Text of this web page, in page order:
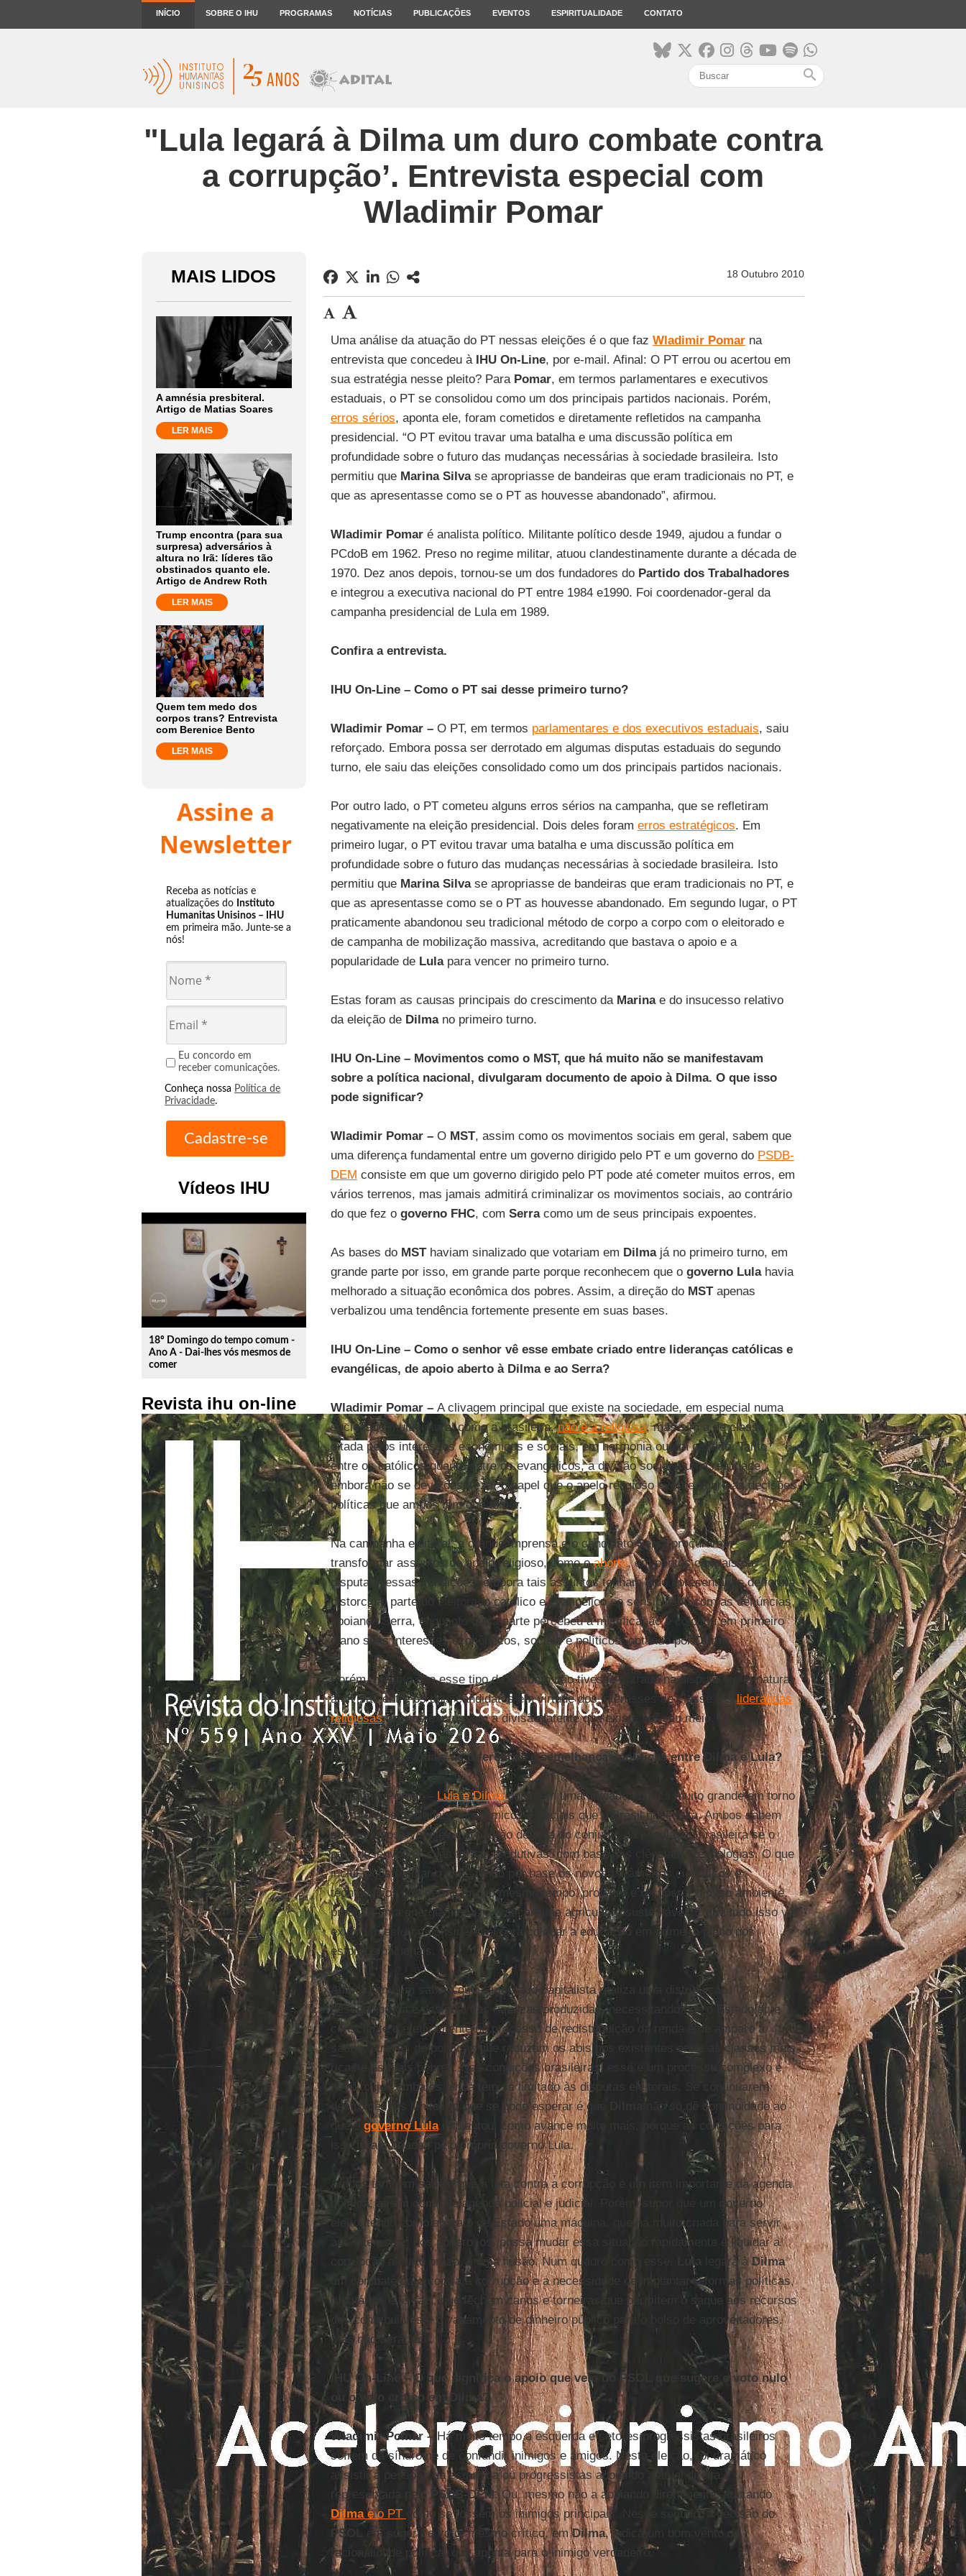
INÍCIO SOBRE O IHU PROGRAMAS NOTÍCIAS PUBLICAÇÕES EVENTOS ESPIRITUALIDADE CONTATO
search
"Lula legará à Dilma um duro combate contra
a corrupção’. Entrevista especial com
Wladimir Pomar
MAIS LIDOS
A amnésia presbiteral.
Artigo de Matias Soares
LER MAIS
Trump encontra (para sua
surpresa) adversários à
altura no Irã: líderes tão
obstinados quanto ele.
Artigo de Andrew Roth
LER MAIS
Quem tem medo dos
corpos trans? Entrevista
com Berenice Bento
LER MAIS
Assine a
Newsletter
Receba as notícias e
atualizações do Instituto
Humanitas Unisinos – IHU
em primeira mão. Junte-se a
nós!
Eu concordo em
receber comunicações.
Conheça nossa Política de
Privacidade.
Vídeos IHU
play_circle_outline
18º Domingo do tempo comum -
Ano A - Dai-lhes vós mesmos de
comer
Revista ihu on-line
18 Outubro 2010
Uma análise da atuação do PT nessas eleições é o que faz Wladimir Pomarna
entrevista que concedeu à IHU On-Line, por e-mail. Afinal: O PT errou ou acertou em
sua estratégia nesse pleito? Para Pomar, em termos parlamentares e executivos
estaduais, o PT se consolidou como um dos principais partidos nacionais. Porém,
erros sérios, aponta ele, foram cometidos e diretamente refletidos na campanha
presidencial. “O PT evitou travar uma batalha e uma discussão política em
profundidade sobre o futuro das mudanças necessárias à sociedade brasileira. Isto
permitiu que Marina Silvase apropriasse de bandeiras que eram tradicionais no PT, e
que as apresentasse como se o PT as houvesse abandonado”, afirmou.
Wladimir Pomaré analista político. Militante político desde 1949, ajudou a fundar o
PCdoB em 1962. Preso no regime militar, atuou clandestinamente durante a década de
1970. Dez anos depois, tornou-se um dos fundadores do Partido dos Trabalhadores
e integrou a executiva nacional do PT entre 1984 e1990. Foi coordenador-geral da
campanha presidencial de Lula em 1989.
Confira a entrevista.
IHU On-Line – Como o PT sai desse primeiro turno?
Wladimir Pomar – O PT, em termos parlamentares e dos executivos estaduais, saiu
reforçado. Embora possa ser derrotado em algumas disputas estaduais do segundo
turno, ele saiu das eleições consolidado como um dos principais partidos nacionais.
Por outro lado, o PT cometeu alguns erros sérios na campanha, que se refletiram
negativamente na eleição presidencial. Dois deles foram erros estratégicos. Em
primeiro lugar, o PT evitou travar uma batalha e uma discussão política em
profundidade sobre o futuro das mudanças necessárias à sociedade brasileira. Isto
permitiu que Marina Silvase apropriasse de bandeiras que eram tradicionais no PT, e
que as apresentasse como se o PT as houvesse abandonado. Em segundo lugar, o PT
praticamente abandonou seu tradicional método de corpo a corpo com o eleitorado e
de campanha de mobilização massiva, acreditando que bastava o apoio e a
popularidade de Lulapara vencer no primeiro turno.
Estas foram as causas principais do crescimento da Marinae do insucesso relativo
da eleição de Dilmano primeiro turno.
IHU On-Line – Movimentos como o MST, que há muito não se manifestavam
sobre a política nacional, divulgaram documento de apoio à Dilma. O que isso
pode significar?
Wladimir Pomar –O MST, assim como os movimentos sociais em geral, sabem que
uma diferença fundamental entre um governo dirigido pelo PT e um governo do PSDB-
DEM consiste em que um governo dirigido pelo PT pode até cometer muitos erros, em
vários terrenos, mas jamais admitirá criminalizar os movimentos sociais, ao contrário
do que fez o governo FHC, com Serracomo um de seus principais expoentes.
As bases do MSThaviam sinalizado que votariam em Dilmajá no primeiro turno, em
grande parte por isso, em grande parte porque reconhecem que o governo Lulahavia
melhorado a situação econômica dos pobres. Assim, a direção do MSTapenas
verbalizou uma tendência fortemente presente em suas bases.
IHU On-Line – Como o senhor vê esse embate criado entre lideranças católicas e
evangélicas, de apoio aberto à Dilma e ao Serra?
Wladimir Pomar – A clivagem principal que existe na sociedade, em especial numa
sociedade multicultural como a brasileira,não é a religiosa, mas sim a de classe,
ditada pelos interesses econômicos e sociais, em harmonia ou em conflito. Tanto
entre os católicos quanto entre os evangélicos, a divisão social é uma realidade,
embora não se deva desprezar o papel que o apelo religioso exerce sobre as decisões
políticas que ambos têm que tomar.
Na campanha eleitoral, a grande imprensa e o candidatoSerraprocuraram
transformar assuntos de apelo religioso, como oaborto, em pontos centrais da
disputa. Nessas condições, embora tais assuntos tenham sido apresentados de forma
distorcida, parte do eleitorado católico e evangélico se sensibilizou com as denúncias,
apoiando Serra, enquanto outra parte percebeu a mistificação e colocou em primeiro
plano seus interesses econômicos, sociais e políticos, optando porDilma.
Porém, mesmo que esse tipo de assunto não tivesse entrado na disputa, seria natural
a divisão entre os dois candidatos em virtude dos interesses de classe. Aslideranças
religiosasapenas expressam a divisão latente que existe em seu meio.
IHU On-Line – Quais as diferenças e semelhanças políticas entre Dilma e Lula?
Wladimir Pomar – Lula e Dilmapossuem uma unidade política muito grande em torno
dos projetos nacionais, econômicos e sociais que o Brasil necessita. Ambos sabem
que só é possível elevar o padrão de vida do conjunto da população brasileira se o
país desenvolver suas forças produtivas, com base nas ciências e tecnologias. O que
inclui industrializar o país, tendo por base os novos parâmetros científicos e
tecnológicos que permitam, ao mesmo tempo, proteger e recuperar o meio ambiente,
produzir uma energia limpa, e praticar uma agricultura sustentável. E que tudo isso vai
exigir um esforço considerável para colocar a educação em primeiro plano nos
esforços nacionais.
Ambos também sabem que o mercado capitalista realiza uma distribuição
desequilibrada e desigual das riquezas produzidas, necessitando que o Estado atue
consciente e efetivamente no processo de redistribuição da renda e de amparo à
saúde, através de políticas que reduzam os abismos existentes entre as classes mais
ricas e as mais pobres. Nas condições brasileiras, esse é um processo complexo e
novo, cujos embates ainda têm se limitado às disputas eleitorais. Se continuarem
dentro desses limites, o que se pode esperar é que
não só dê continuidade ao
que o governo Lulaimplantou, como avance muito mais, porque as condições para
isso foram criadas pelo próprio governo Lula.
Ambos também sabem que a luta contra a corrupção é um item importante da agenda
política, assim como da agenda policial e judicial. Porém, supor que um governo
eleito, tendo como aparato de Estado uma máquina, que há muito criada para servir
aos interesses dos poderosos, possa mudar essa situação rapidamente e liquidar a
corrupção a curto prazo, é uma ilusão. Num quadro como esse,
Lula legará àDilma
um combate duro contra a corrupção e a necessidade de implantar reformas políticas,
tributárias e fiscais, que fechem canos e torneiras que permitem o saque aos recursos
dos contribuintes e o vazamento de dinheiro público para o bolso de aproveitadores.
Mas não será fácil.
IHU On-Line – O que significa o apoio que veio do PSOL que sugere o voto nulo
ou o voto crítico em Dilma?
Wladimir Pomar – Há muito tempo a esquerda e setores progressistas brasileiros
sofrem da síndrome de confundir inimigos e amigos. Nesta eleição, foi dramático
assistir a pessoas da esquerda ou progressistas apoiando a atual direita,
representada pelo
PSDB-DEM. Ou, mesmo não a apoiando diretamente, atacando
Dilmae o PT
como se fossem os inimigos principais. Nesse sentido, a decisão do
PSOL
em sugerir o voto, mesmo crítico, emDilma, indica um bom vento de
racionalidade política, que aponta para o inimigo verdadeiro.